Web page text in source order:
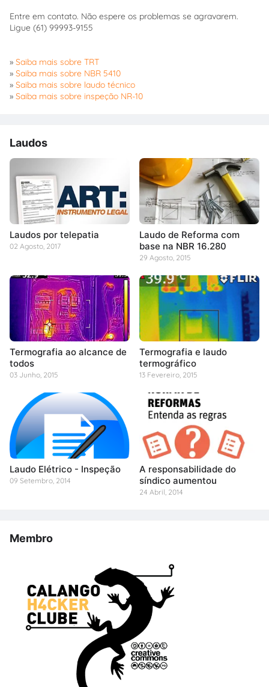
Entre em contato. Não espere os problemas se agravarem.
Ligue (61) 99993-9155
» Saiba mais sobre TRT
» Saiba mais sobre NBR 5410
» Saiba mais sobre laudo técnico
» Saiba mais sobre inspeção NR-10
Laudos
Laudos por telepatia
02 Agosto, 2017
Laudo de Reforma com
base na NBR 16.280
29 Agosto, 2015
Termografia ao alcance de
todos
03 Junho, 2015
Termografia e laudo
termográfico
13 Fevereiro, 2015
Laudo Elétrico - Inspeção
09 Setembro, 2014
A responsabilidade do
síndico aumentou
24 Abril, 2014
Membro